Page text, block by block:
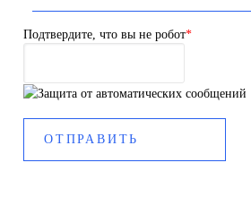
Подтвердите, что вы не робот*